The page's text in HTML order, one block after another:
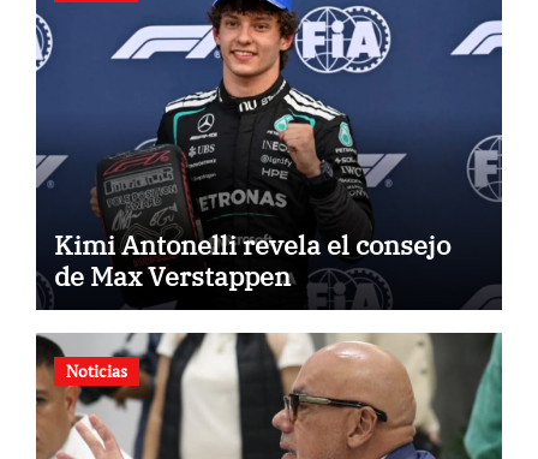
Kimi Antonelli revela el consejo
de Max Verstappen
Noticias